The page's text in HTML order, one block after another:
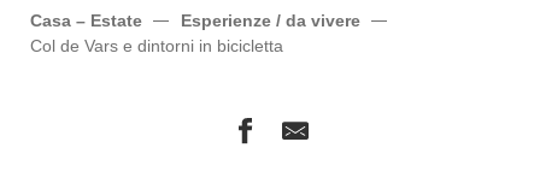
Casa – Estate
Esperienze / da vivere
Col de Vars e dintorni in bicicletta